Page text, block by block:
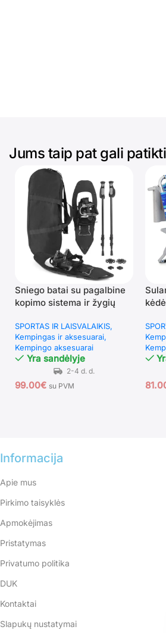
Jums taip pat gali patikti
Sniego batai su pagalbine
kopimo sistema ir žygių
SPORTAS IR LAISVALAIKIS
Kempingas ir aksesuarai
Kempingo aksesuarai
Yra sandėlyje
99.00€ su PVM
Informacija
Apie mus
Pirkimo taisyklės
Apmokėjimas
Pristatymas
Privatumo politika
DUK
Kontaktai
Slapukų nustatymai